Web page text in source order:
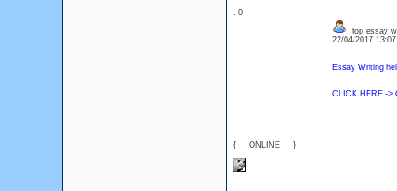
: 0
{___ONLINE___}
top essay
22/04/2017
Essay Writing
CLICK HERE ->